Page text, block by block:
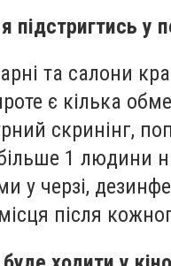
підстригтись у
та салони
є кілька
скринінг,
1 людини
у черзі,
після